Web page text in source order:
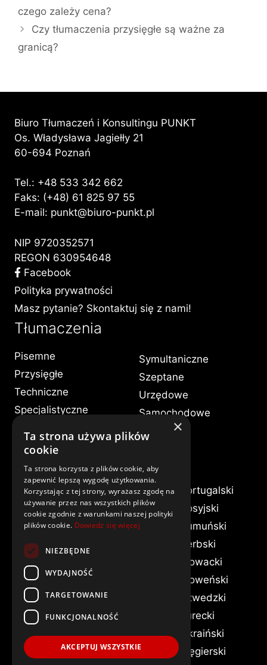
czego zależy cena?
Czy tłumaczenia przysięgłe są ważne za
granicą?
Biuro Tłumaczeń i Konsultingu PUNKT
Os. Władysława Jagiełły 21
60-694 Poznań
Tel.: +48 533 342 662
Faks: (+48) 61 825 97 55
E-mail: punkt@biuro-punkt.pl
NIP 9720352571
REGON 630954648
Facebook
Polityka prywatności
Masz pytanie? Skontaktuj się z nami!
Tłumaczenia
Pisemne
Przysięgłe
Techniczne
Specjalistyczne
Konsekutywne
Symultaniczne
Szeptane
Urzędowe
Samochodowe
Medyczne
Języki
Albański
Angielski
Arabski
Białoruski
Bułgarski
Chiński
Chorwacki
Czeski
Duński
Estoński
Francuski
Grecki
Hebrajski
Łotewski
Mołdawski
Niderlandzki
Niemiecki
Portugalski
Rosyjski
Rumuński
Serbski
Słowacki
Słoweński
Szwedzki
Turecki
Ukraiński
Węgierski
×
Ta strona używa plików
cookie
Ta strona korzysta z plików cookie, aby
zapewnić lepszą wygodę użytkowania.
Korzystając z tej strony, wyrażasz zgodę na
używanie przez nas wszystkich plików
cookie zgodnie z warunkami naszej polityki
plików cookie. Dowiedz się więcej
NIEZBĘDNE
WYDAJNOŚĆ
TARGETOWANIE
FUNKCJONALNOŚĆ
AKCEPTUJ WSZYSTKIE